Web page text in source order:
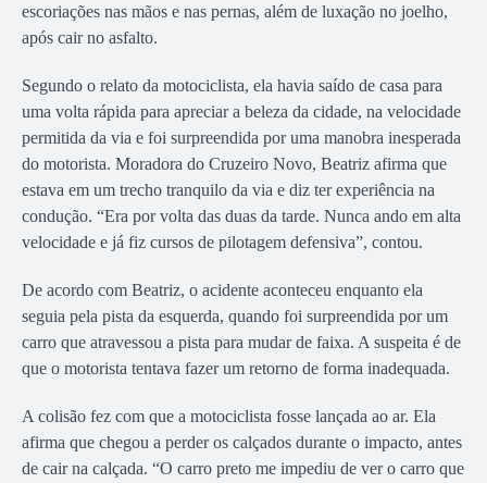
escoriações nas mãos e nas pernas, além de luxação no joelho,
após cair no asfalto.
Segundo o relato da motociclista, ela havia saído de casa para
uma volta rápida para apreciar a beleza da cidade, na velocidade
permitida da via e foi surpreendida por uma manobra inesperada
do motorista. Moradora do Cruzeiro Novo, Beatriz afirma que
estava em um trecho tranquilo da via e diz ter experiência na
condução. “Era por volta das duas da tarde. Nunca ando em alta
velocidade e já fiz cursos de pilotagem defensiva”, contou.
De acordo com Beatriz, o acidente aconteceu enquanto ela
seguia pela pista da esquerda, quando foi surpreendida por um
carro que atravessou a pista para mudar de faixa. A suspeita é de
que o motorista tentava fazer um retorno de forma inadequada.
A colisão fez com que a motociclista fosse lançada ao ar. Ela
afirma que chegou a perder os calçados durante o impacto, antes
de cair na calçada. “O carro preto me impediu de ver o carro que